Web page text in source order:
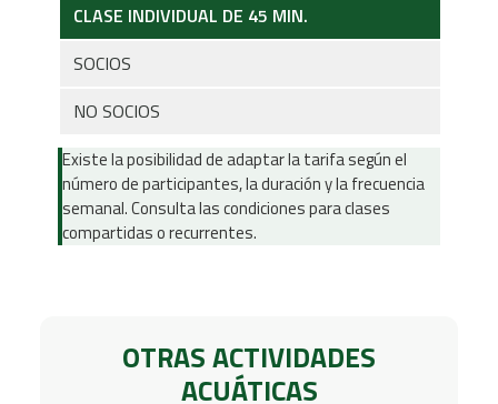
CLASE INDIVIDUAL DE 45 MIN.
SOCIOS
NO SOCIOS
Existe la posibilidad de adaptar la tarifa según el
número de participantes, la duración y la frecuencia
semanal. Consulta las condiciones para clases
compartidas o recurrentes.
OTRAS ACTIVIDADES
ACUÁTICAS